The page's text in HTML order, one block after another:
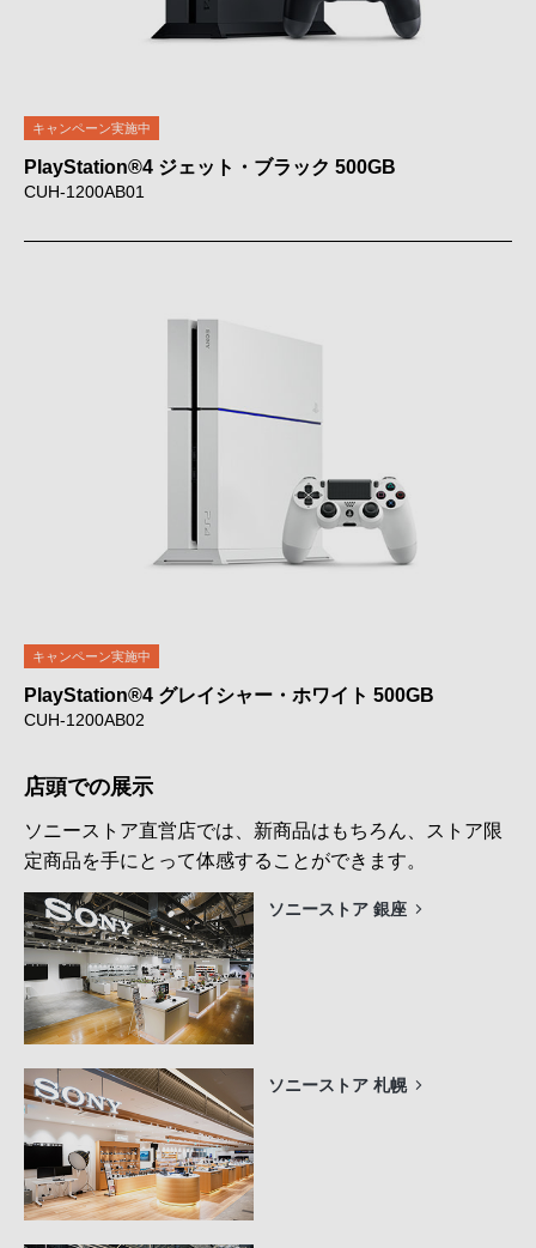
キャンペーン実施中
PlayStation®4 ジェット・ブラック 500GB
CUH-1200AB01
キャンペーン実施中
PlayStation®4 グレイシャー・ホワイト 500GB
CUH-1200AB02
店頭での展示
ソニーストア直営店では、新商品はもちろん、ストア限
定商品を手にとって体感することができます。
ソニーストア 銀座
ソニーストア 札幌